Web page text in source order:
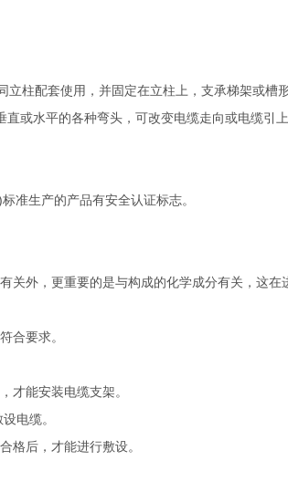
柱配套使用，并固定在立柱上，支承梯架或槽
或水平的各种弯头，可改变电缆走向或电缆引上
准生产的产品有安全认证标志。
外，更重要的是与构成的化学成分有关，这在
合要求。
才能安装电缆支架。
电缆。
格后，才能进行敷设。